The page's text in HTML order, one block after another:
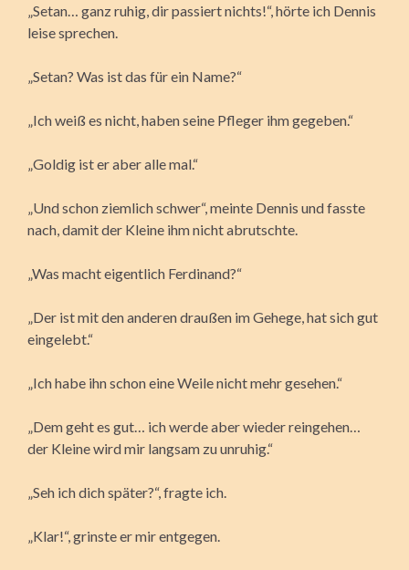
„Setan… ganz ruhig, dir passiert nichts!“, hörte ich Dennis
leise sprechen.
„Setan? Was ist das für ein Name?“
„Ich weiß es nicht, haben seine Pfleger ihm gegeben.“
„Goldig ist er aber alle mal.“
„Und schon ziemlich schwer“, meinte Dennis und fasste
nach, damit der Kleine ihm nicht abrutschte.
„Was macht eigentlich Ferdinand?“
„Der ist mit den anderen draußen im Gehege, hat sich gut
eingelebt.“
„Ich habe ihn schon eine Weile nicht mehr gesehen.“
„Dem geht es gut… ich werde aber wieder reingehen…
der Kleine wird mir langsam zu unruhig.“
„Seh ich dich später?“, fragte ich.
„Klar!“, grinste er mir entgegen.